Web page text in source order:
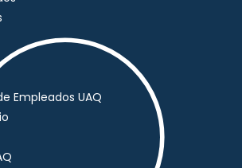
Empleados UAQ